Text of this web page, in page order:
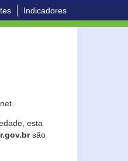
Indicadores
esta
são